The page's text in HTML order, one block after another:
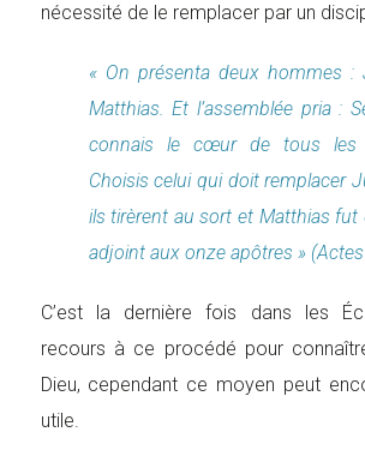
nécessité de le remplacer par un
« On présenta deux hommes :
Matthias. Et l’assemblée pria :
connais le cœur de tous les
Choisis celui qui doit remplacer
ils tirèrent au sort et Matthias fut
adjoint aux onze apôtres »
C’est la dernière fois dans les
recours à ce procédé pour
Dieu, cependant ce moyen peut
utile.